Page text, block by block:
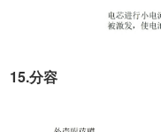
15.分容